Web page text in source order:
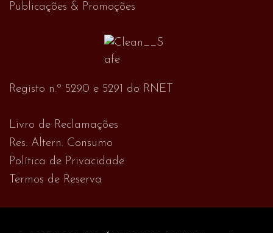
Publicações & Promoções
Registo n.º 5290 e 5291 do RNET
Livro de Reclamações
Res. Altern. Consumo
Política de Privacidade
Termos de Reserva